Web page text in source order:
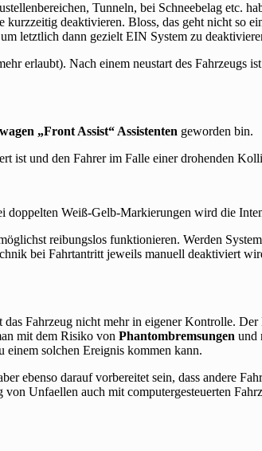
Tunneln, bei Schneebelag etc.
kurzzeitig deaktivieren. Bloss, das geht nicht so
letztlich dann gezielt EIN System zu
erlaubt). Nach einem neustart des Fahrzeugs
„Front Assist“ Assistenten geworden bin.
ist und den Fahrer im Falle einer drohenden
doppelten Weiß-Gelb-Markierungen wird die
reibungslos funktionieren. Werden
bei Fahrtantritt jeweils manuell deaktiviert
Fahrzeug nicht mehr in eigener Kontrolle.
mit dem Risiko von Phantombremsungen und
einem solchen Ereignis kommen kann.
ebenso darauf vorbereitet sein, dass andere
Unfaellen auch mit computergesteuerten